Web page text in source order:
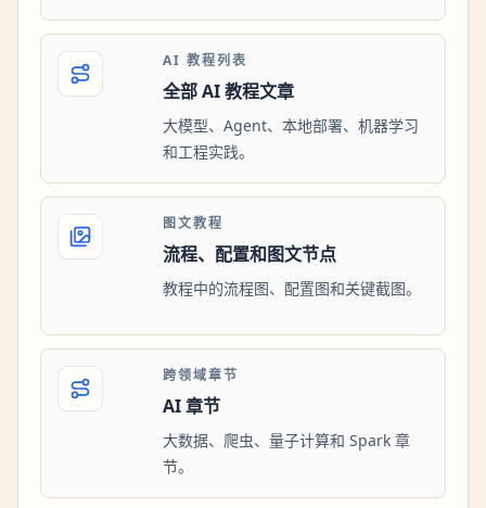
AI 教程列表
全部 AI 教程文章
大模型、Agent、本地部署、机器学习
和工程实践。
图文教程
流程、配置和图文节点
教程中的流程图、配置图和关键截图。
跨领域章节
AI 章节
大数据、爬虫、量子计算和 Spark 章
节。